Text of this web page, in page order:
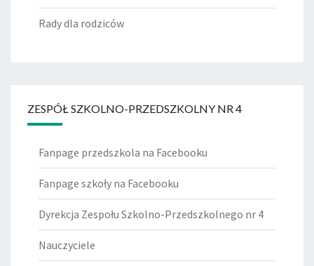
Rady dla rodziców
ZESPÓŁ SZKOLNO-PRZEDSZKOLNY NR 4
Fanpage przedszkola na Facebooku
Fanpage szkoły na Facebooku
Dyrekcja Zespołu Szkolno-Przedszkolnego nr 4
Nauczyciele